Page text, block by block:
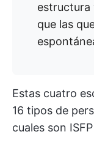
estructura
que las
Estas cuatro
16 tipos de
cuales son